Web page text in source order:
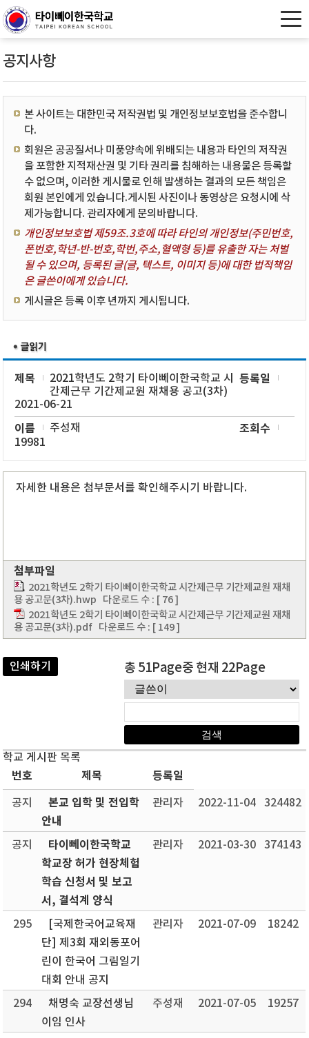
공지사항
본 사이트는 대한민국 저작권법 및 개인정보보호법을 준수합니
다.
회원은 공공질서나 미풍양속에 위배되는 내용과 타인의 저작권
을 포함한 지적재산권 및 기타 권리를 침해하는 내용물은 등록할
수 없으며, 이러한 게시물로 인해 발생하는 결과의 모든 책임은
회원 본인에게 있습니다.게시된 사진이나 동영상은 요청시에 삭
제가능합니다. 관리자에게 문의바랍니다.
개인정보보호법 제59조.3호에 따라 타인의 개인정보(주민번호,
폰번호,학년-반-번호,학번,주소,혈액형 등)를 유출한 자는 처벌
될 수 있으며, 등록된 글(글, 텍스트, 이미지 등)에 대한 법적책임
은 글쓴이에게 있습니다.
게시글은 등록 이후 년까지 게시됩니다.
제목
2021학년도 2학기 타이뻬이한국학교 시
간제근무 기간제교원 재채용 공고(3차)
등록일
2021-06-21
이름 주성재 조회수
19981
자세한 내용은 첨부문서를 확인해주시기 바랍니다.
첨부파일
2021학년도 2학기 타이뻬이한국학교 시간제근무 기간제교원 재채
용 공고문(3차).hwp 다운로드 수 : [ 76 ]
2021학년도 2학기 타이뻬이한국학교 시간제근무 기간제교원 재채
용 공고문(3차).pdf 다운로드 수 : [ 149 ]
인쇄하기 총 51Page중 현재 22Page
학교 게시판 목록
번호 제목 등록일
공지
본교 입학 및 전입학
안내
관리자 2022-11-04 324482
공지
타이뻬이한국학교
학교장 허가 현장체험
학습 신청서 및 보고
서, 결석계 양식
관리자 2021-03-30 374143
295
[국제한국어교육재
단] 제3회 재외동포어
린이 한국어 그림일기
대회 안내 공지
관리자 2021-07-09 18242
294
채명숙 교장선생님
이임 인사
주성재 2021-07-05 19257